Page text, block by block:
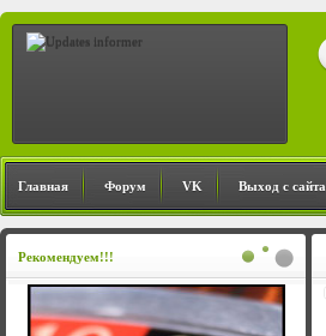
Главная Форум VK Выход с сайта
Рекомендуем!!!